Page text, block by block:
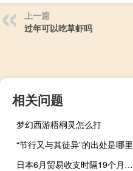
上一篇
过年可以吃草虾吗
相关问题
梦幻西游梧桐灵怎么打
“节行又与其徒异”的出处是哪里
日本6月贸易收支时隔19个月呈现顺差